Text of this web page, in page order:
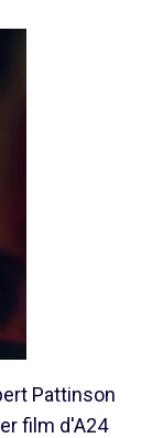
Pattinson
film d'A24